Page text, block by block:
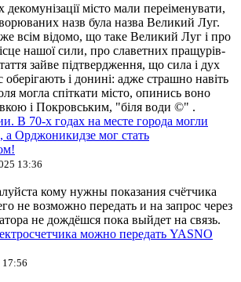
місто мали переіменувати,
назв була назва Великий Луг.
всім відомо, що таке Великий Луг і про
нашої сили, про славетних пращурів-
зайве підтвердження, що сила і дух
оберігають і донині: адже страшно навіть
могла спіткати місто, опинись воно
і Покровським, "біля води ©" .
В 70-х годах на месте города могли
а Орджоникидзе мог стать
13:36
кому нужны показания счётчика
не возможно передать и на запрос через
не дождёшся пока выйдет на связь.
можно передать YASNO
17:56